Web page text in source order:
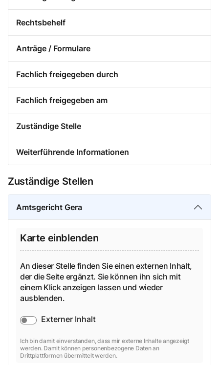
Rechtsbehelf
Anträge / Formulare
Fachlich freigegeben durch
Fachlich freigegeben am
Zuständige Stelle
Weiterführende Informationen
Zuständige Stellen
Amtsgericht Gera
Karte einblenden
An dieser Stelle finden Sie einen externen Inhalt,
der die Seite ergänzt. Sie können ihn sich mit
einem Klick anzeigen lassen und wieder
ausblenden.
Externer Inhalt
Ich bin damit einverstanden, dass mir externe Inhalte angezeigt
werden. Damit können personenbezogene Daten an
Drittplattformen übermittelt werden.